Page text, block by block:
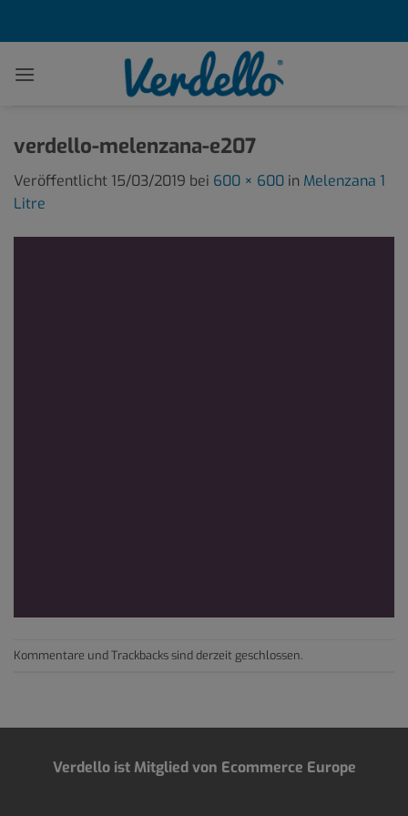
verdello-melenzana-e207
Veröffentlicht 15/03/2019 bei 600 × 600 in Melenzana 1
Litre
Kommentare und Trackbacks sind derzeit geschlossen.
Verdello ist Mitglied von Ecommerce Europe